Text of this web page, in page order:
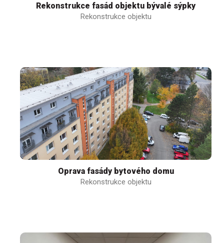
Rekonstrukce fasád objektu bývalé sýpky
Rekonstrukce objektu
Oprava fasády bytového domu
Rekonstrukce objektu